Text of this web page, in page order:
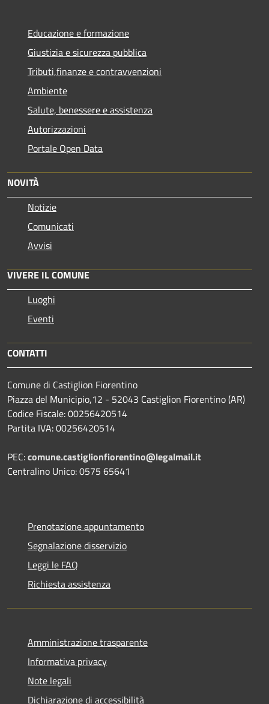
Educazione e formazione
Giustizia e sicurezza pubblica
Tributi,finanze e contravvenzioni
Ambiente
Salute, benessere e assistenza
Autorizzazioni
Portale Open Data
NOVITÀ
Notizie
Comunicati
Avvisi
VIVERE IL COMUNE
Luoghi
Eventi
CONTATTI
Comune di Castiglion Fiorentino
Piazza del Municipio,12 - 52043 Castiglion Fiorentino (AR)
Codice Fiscale: 00256420514
Partita IVA: 00256420514
PEC:comune.castiglionfiorentino@legalmail.it
Centralino Unico: 0575 65641
Prenotazione appuntamento
Segnalazione disservizio
Leggi le FAQ
Richiesta assistenza
Amministrazione trasparente
Informativa privacy
Note legali
Dichiarazione di accessibilità